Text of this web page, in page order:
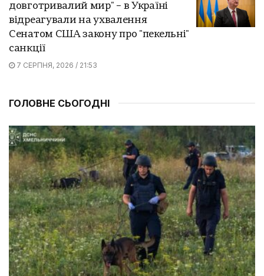
довготривалий мир" – в Україні
відреагували на ухвалення
Сенатом США закону про "пекельні"
санкції
7 СЕРПНЯ, 2026 / 21:53
ГОЛОВНЕ СЬОГОДНІ